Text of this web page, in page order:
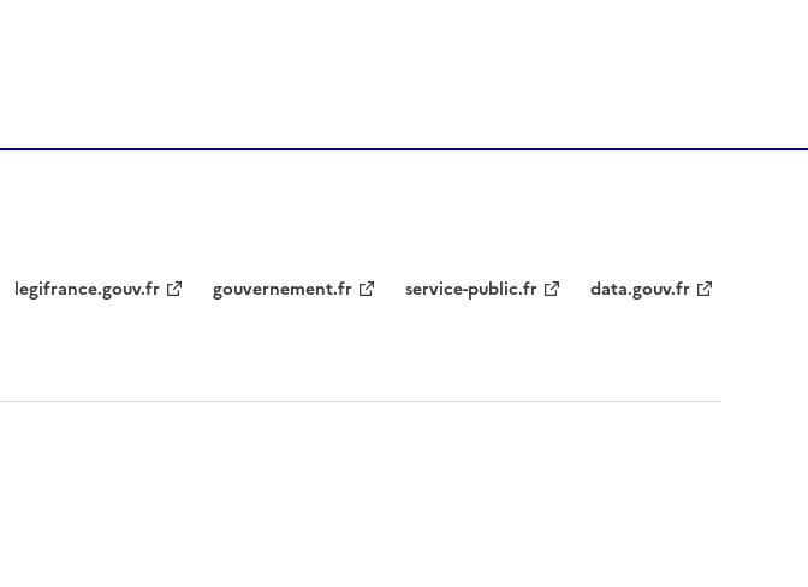
legifrance.gouv.fr gouvernement.fr service-public.fr data.gouv.fr